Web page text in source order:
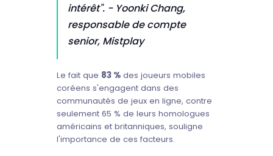
intérêt". - Yoonki Chang,
responsable de compte
senior, Mistplay
Le fait que 83 % des joueurs mobiles
coréens s'engagent dans des
communautés de jeux en ligne, contre
seulement 65 % de leurs homologues
américains et britanniques, souligne
l'importance de ces facteurs.